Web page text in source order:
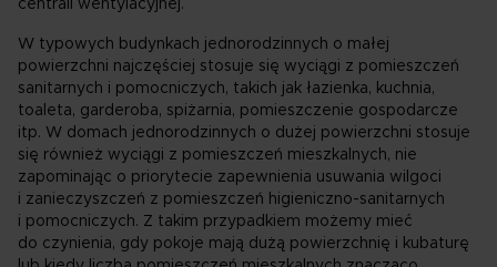
centrali wentylacyjnej.
W typowych budynkach jednorodzinnych o małej
powierzchni najczęściej stosuje się wyciągi z pomieszczeń
sanitarnych i pomocniczych, takich jak łazienka, kuchnia,
toaleta, garderoba, spiżarnia, pomieszczenie gospodarcze
itp. W domach jednorodzinnych o dużej powierzchni stosuje
się również wyciągi z pomieszczeń mieszkalnych, nie
zapominając o priorytecie zapewnienia usuwania wilgoci
i zanieczyszczeń z pomieszczeń higieniczno-sanitarnych
i pomocniczych. Z takim przypadkiem możemy mieć
do czynienia, gdy pokoje mają dużą powierzchnię i kubaturę